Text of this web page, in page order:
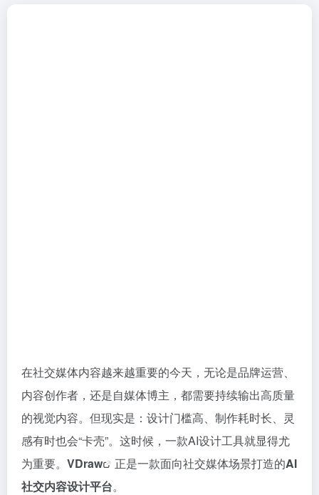
在社交媒体内容越来越重要的今天，无论是品牌运营、
内容创作者，还是自媒体博主，都需要持续输出高质量
的视觉内容。但现实是：设计门槛高、制作耗时长、灵
感有时也会“卡壳”。这时候，一款AI设计工具就显得尤
为重要。 VDraw 正是一款面向社交媒体场景打造的AI
社交内容设计平台。